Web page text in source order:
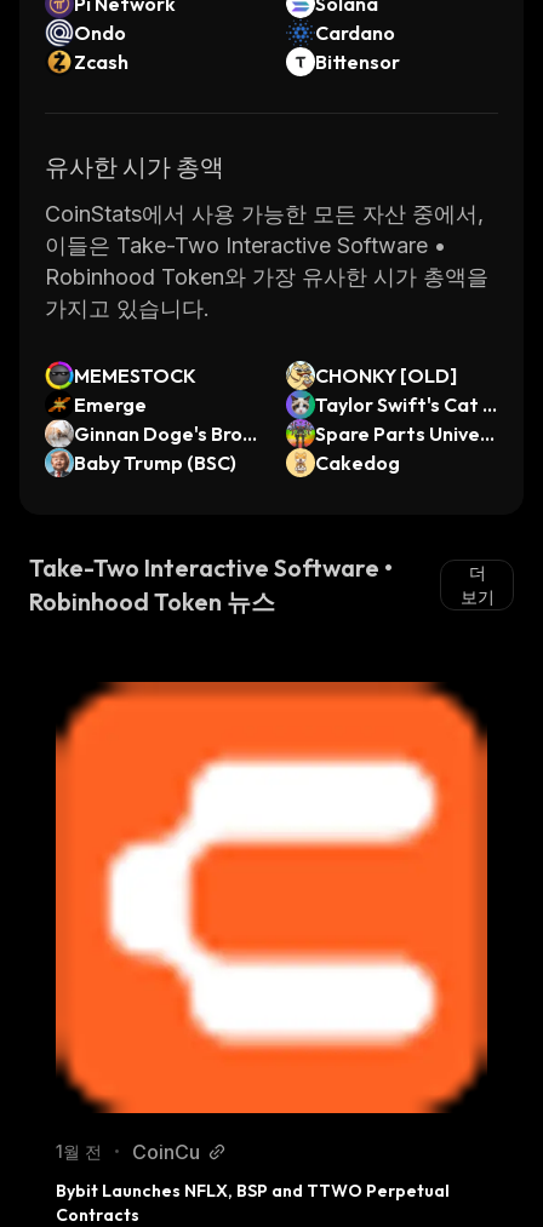
Ondo
Cardano
Zcash
Bittensor
유사한 시가 총액
CoinStats에서 사용 가능한 모든 자산 중에서,
이들은 Take-Two Interactive Software •
Robinhood Token와 가장 유사한 시가 총액을
가지고 있습니다.
MEMESTOCK
CHONKY [OLD]
Emerge
Taylor Swift's Cat B
enji
Ginnan Doge's Brot
her
Spare Parts Univers
e
Baby Trump (BSC) Cakedog
Take-Two Interactive Software •
Robinhood Token 뉴스
더
보기
1월 전 • CoinCu
Bybit Launches NFLX, BSP and TTWO Perpetual
Contracts